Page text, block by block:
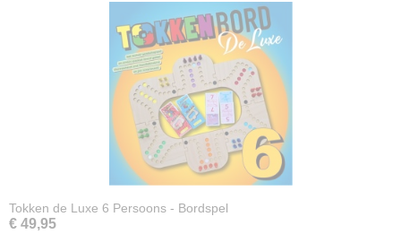
Tokken de Luxe 6 Persoons - Bordspel
€ 49,95